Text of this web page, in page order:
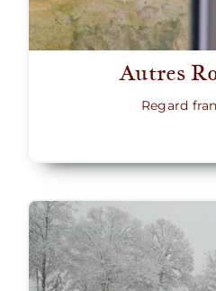
Autres
Regard